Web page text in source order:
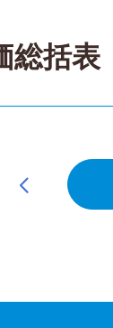
総括表